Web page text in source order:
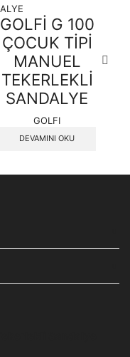
GOLFİ G 100
ÇOCUK TİPİ
MANUEL
TEKERLEKLİ
SANDALYE
GOLFI
DEVAMINI OKU